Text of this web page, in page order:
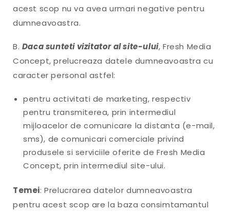
acest scop nu va avea urmari negative pentru
dumneavoastra.
B. Daca sunteti vizitator al site-ului, Fresh Media
Concept, prelucreaza datele dumneavoastra cu
caracter personal astfel:
pentru activitati de marketing, respectiv
pentru transmiterea, prin intermediul
mijloacelor de comunicare la distanta (e-mail,
sms), de comunicari comerciale privind
produsele si serviciile oferite de Fresh Media
Concept, prin intermediul site-ului.
Temei: Prelucrarea datelor dumneavoastra
pentru acest scop are la baza consimtamantul